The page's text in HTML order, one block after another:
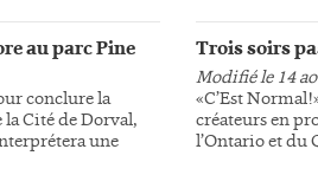
au parc Pine
conclure la
Cité de Dorval,
une
Trois soirs
Modifié le 14
«C’Est
créateurs en
l’Ontario et du